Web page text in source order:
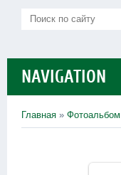
NAVIGATION
Главная » Фотоальбом